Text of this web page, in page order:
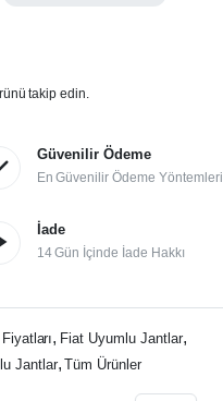
takip edin.
Güvenilir Ödeme
En Güvenilir Ödeme Yöntemleri
İade
14 Gün İçinde İade Hakkı
, Fiat Uyumlu Jantlar,
Jantlar, Tüm Ürünler